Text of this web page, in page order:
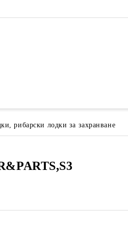
рибарски лодки за захранване